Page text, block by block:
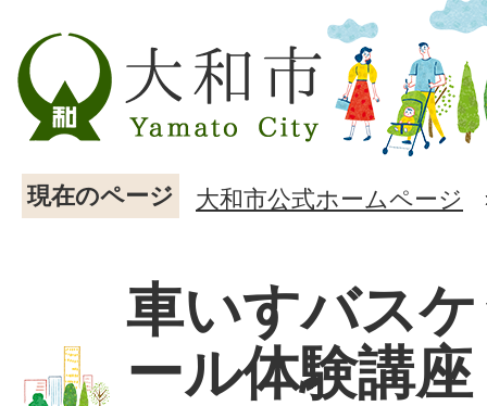
現在のページ 大和市公式ホームページ
車いすバス
ール体験講座